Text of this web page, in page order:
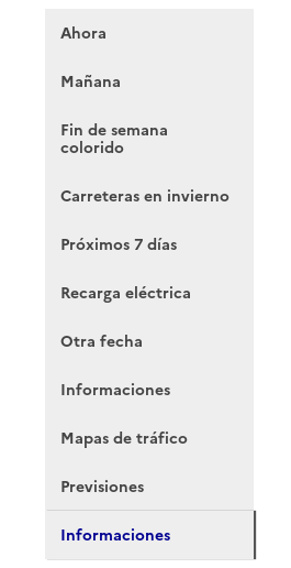
Ahora
Mañana
Fin de semana
colorido
Carreteras en invierno
Próximos 7 días
Recarga eléctrica
Otra fecha
Informaciones
Mapas de tráfico
Previsiones
Informaciones